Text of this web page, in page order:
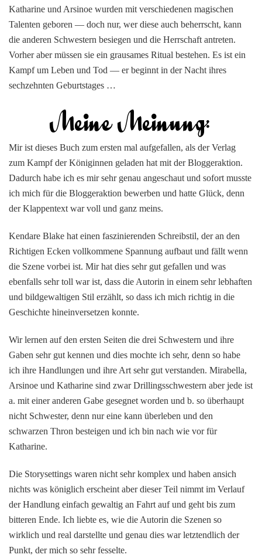
Katharine und Arsinoe wurden mit verschiedenen magischen
Talenten geboren — doch nur, wer diese auch beherrscht, kann
die anderen Schwestern besiegen und die Herrschaft antreten.
Vorher aber müssen sie ein grausames Ritual bestehen. Es ist ein
Kampf um Leben und Tod — er beginnt in der Nacht ihres
sechzehnten Geburtstages …
Mir ist dieses Buch zum ersten mal aufgefallen, als der Verlag
zum Kampf der Königinnen geladen hat mit der Bloggeraktion.
Dadurch habe ich es mir sehr genau angeschaut und sofort musste
ich mich für die Bloggeraktion bewerben und hatte Glück, denn
der Klappentext war voll und ganz meins.
Kendare Blake hat einen faszinierenden Schreibstil, der an den
Richtigen Ecken vollkommene Spannung aufbaut und fällt wenn
die Szene vorbei ist. Mir hat dies sehr gut gefallen und was
ebenfalls sehr toll war ist, dass die Autorin in einem sehr lebhaften
und bildgewaltigen Stil erzählt, so dass ich mich richtig in die
Geschichte hineinversetzen konnte.
Wir lernen auf den ersten Seiten die drei Schwestern und ihre
Gaben sehr gut kennen und dies mochte ich sehr, denn so habe
ich ihre Handlungen und ihre Art sehr gut verstanden. Mirabella,
Arsinoe und Katharine sind zwar Drillingsschwestern aber jede ist
a. mit einer anderen Gabe gesegnet worden und b. so überhaupt
nicht Schwester, denn nur eine kann überleben und den
schwarzen Thron besteigen und ich bin nach wie vor für
Katharine.
Die Storysettings waren nicht sehr komplex und haben ansich
nichts was königlich erscheint aber dieser Teil nimmt im Verlauf
der Handlung einfach gewaltig an Fahrt auf und geht bis zum
bitteren Ende. Ich liebte es, wie die Autorin die Szenen so
wirklich und real darstellte und genau dies war letztendlich der
Punkt, der mich so sehr fesselte.